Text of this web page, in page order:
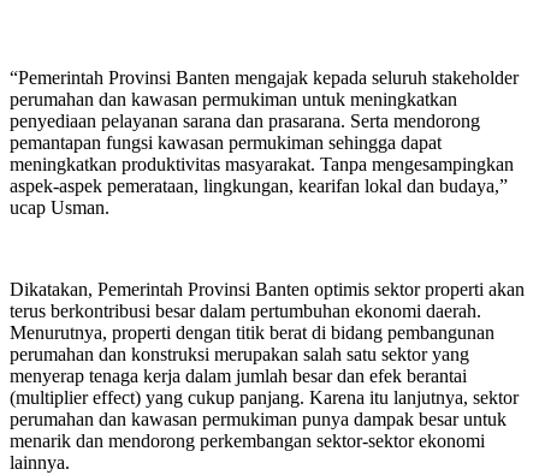
“Pemerintah Provinsi Banten mengajak kepada seluruh stakeholder
perumahan dan kawasan permukiman untuk meningkatkan
penyediaan pelayanan sarana dan prasarana. Serta mendorong
pemantapan fungsi kawasan permukiman sehingga dapat
meningkatkan produktivitas masyarakat. Tanpa mengesampingkan
aspek-aspek pemerataan, lingkungan, kearifan lokal dan budaya,”
ucap Usman.
Dikatakan, Pemerintah Provinsi Banten optimis sektor properti akan
terus berkontribusi besar dalam pertumbuhan ekonomi daerah.
Menurutnya, properti dengan titik berat di bidang pembangunan
perumahan dan konstruksi merupakan salah satu sektor yang
menyerap tenaga kerja dalam jumlah besar dan efek berantai
(multiplier effect) yang cukup panjang. Karena itu lanjutnya, sektor
perumahan dan kawasan permukiman punya dampak besar untuk
menarik dan mendorong perkembangan sektor-sektor ekonomi
lainnya.